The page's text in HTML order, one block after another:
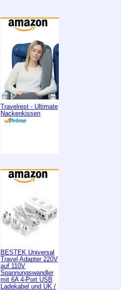
Travelrest - Ultimate
Nackenkissen
BESTEK Universal
Travel Adapter 220V
auf 110V
Spannungswandler
mit 6A 4-Port USB
Ladekabel und UK /